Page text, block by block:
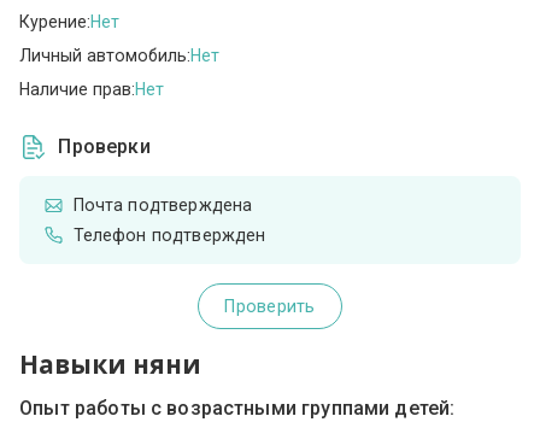
Курение:Нет
Личный автомобиль:Нет
Наличие прав:Нет
Проверки
Почта подтверждена
Телефон подтвержден
Проверить
Навыки няни
Опыт работы с возрастными группами детей: